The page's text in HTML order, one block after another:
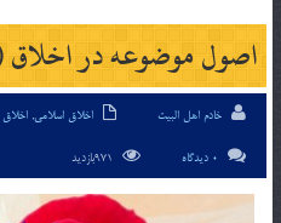
اصول موضوعه در اخلاق
خادم اهل البیت اخلاق اسلامی,
0 دیدگاه